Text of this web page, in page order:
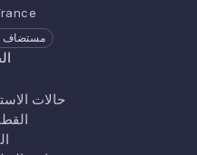
مستضاف
حالات